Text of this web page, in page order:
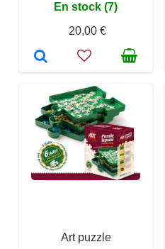
En stock (7)
20,00 €
Art puzzle